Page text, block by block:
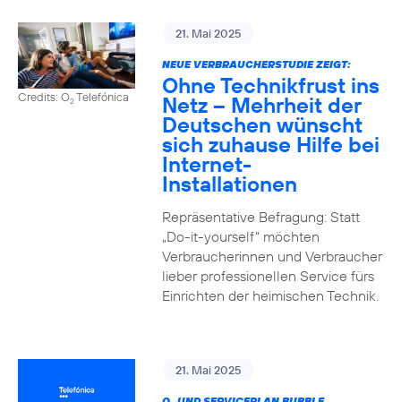
Credits: O2Telefónica
21. Mai 2025
NEUE VERBRAUCHERSTUDIE ZEIGT:
Ohne Technikfrust ins
Netz – Mehrheit der
Deutschen wünscht
sich zuhause Hilfe bei
Internet-
Installationen
Repräsentative Befragung: Statt
„Do-it-yourself“ möchten
Verbraucherinnen und Verbraucher
lieber professionellen Service fürs
Einrichten der heimischen Technik.
21. Mai 2025